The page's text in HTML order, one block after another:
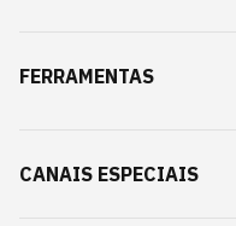
FERRAMENTAS
CANAIS ESPECIAIS